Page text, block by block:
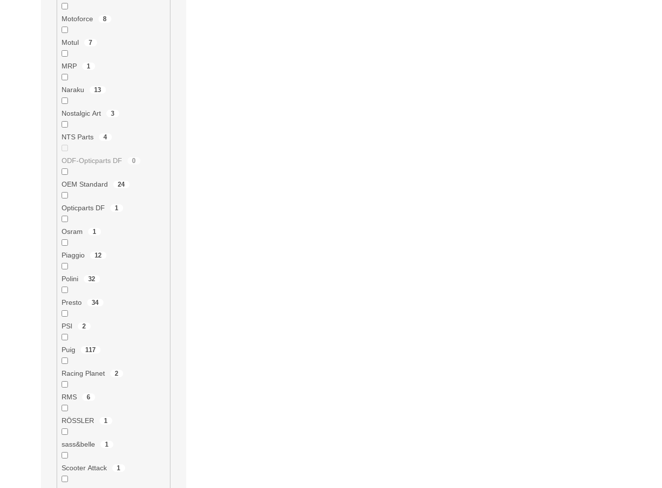
Motoforce 8
Motul 7
MRP 1
Naraku 13
Nostalgic Art 3
NTS Parts 4
ODF-Opticparts DF 0
OEM Standard 24
Opticparts DF 1
Osram 1
Piaggio 12
Polini 32
Presto 34
PSI 2
Puig 117
Racing Planet 2
RMS 6
RÖSSLER 1
sass&belle 1
Scooter Attack 1